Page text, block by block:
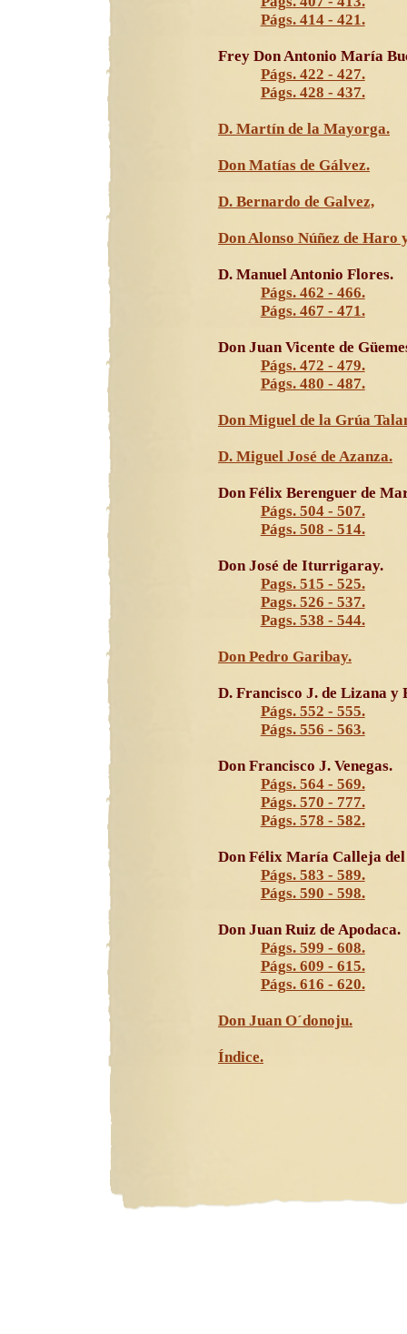
Págs. 414 - 421.
Frey Don Antonio María
Págs. 422 - 427.
Págs. 428 - 437.
D. Martín de la Mayorga.
Don Matías de Gálvez.
D. Bernardo de Galvez,
Don Alonso Núñez de Haro
D. Manuel Antonio Flores.
Págs. 462 - 466.
Págs. 467 - 471.
Don Juan Vicente de
Págs. 472 - 479.
Págs. 480 - 487.
Don Miguel de la Grúa
D. Miguel José de Azanza.
Don Félix Berenguer de
Págs. 504 - 507.
Págs. 508 - 514.
Don José de Iturrigaray.
Pags. 515 - 525.
Pags. 526 - 537.
Pags. 538 - 544.
Don Pedro Garibay.
D. Francisco J. de Lizana y
Págs. 552 - 555.
Págs. 556 - 563.
Don Francisco J. Venegas.
Págs. 564 - 569.
Págs. 570 - 777.
Págs. 578 - 582.
Don Félix María Calleja del
Págs. 583 - 589.
Págs. 590 - 598.
Don Juan Ruiz de Apodaca.
Págs. 599 - 608.
Págs. 609 - 615.
Págs. 616 - 620.
Don Juan O´donoju.
Índice.